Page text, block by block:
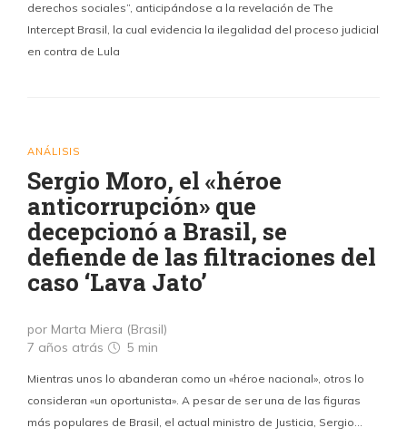
derechos sociales”, anticipándose a la revelación de The
Intercept Brasil, la cual evidencia la ilegalidad del proceso judicial
en contra de Lula
ANÁLISIS
Sergio Moro, el «héroe
anticorrupción» que
decepcionó a Brasil, se
defiende de las filtraciones del
caso ‘Lava Jato’
por Marta Miera (Brasil)
7 años atrás
5 min
Mientras unos lo abanderan como un «héroe nacional», otros lo
consideran «un oportunista». A pesar de ser una de las figuras
más populares de Brasil, el actual ministro de Justicia, Sergio…